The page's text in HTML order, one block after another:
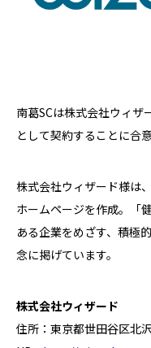
南葛SCは株式会社ウィザ
として契約することに合
株式会社ウィザード様は
ホームページを作成。「
ある企業をめざす、積極
念に掲げています。
株式会社ウィザード
住所：東京都世田谷区北